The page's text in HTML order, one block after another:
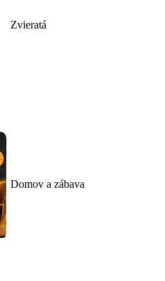
Zvieratá
Domov a zábava